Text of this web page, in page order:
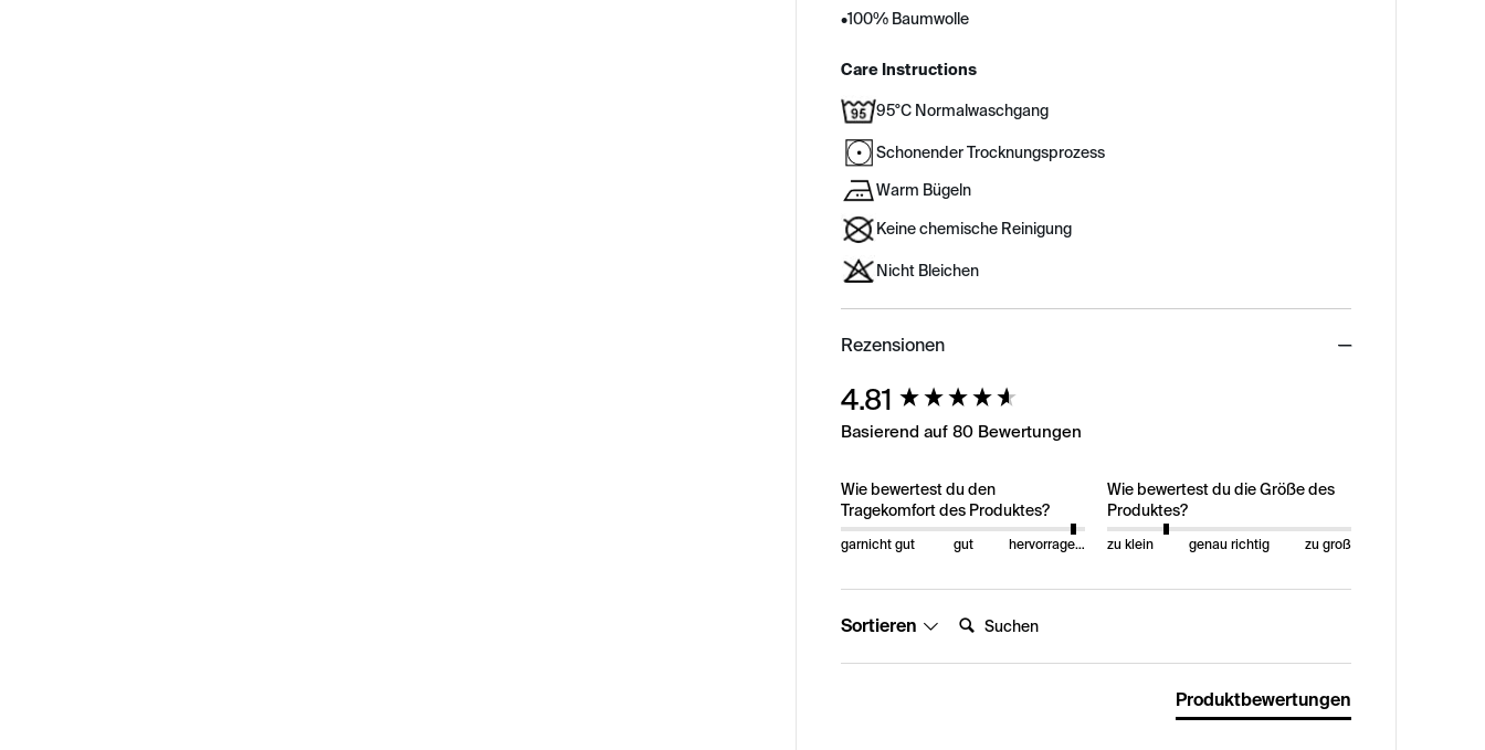
•100% Baumwolle
Care Instructions
95°C Normalwaschgang
Schonender Trocknungsprozess
Warm Bügeln
Keine chemische Reinigung
Nicht Bleichen
Rezensionen
4.81
Basierend auf 80 Bewertungen
Wie bewertest du den
Tragekomfort des Produktes?
garnicht gut gut hervorragend
Wie bewertest du die Größe des
Produktes?
zu klein genau richtig zu groß
Sortieren
Produktbewertungen
New content loaded